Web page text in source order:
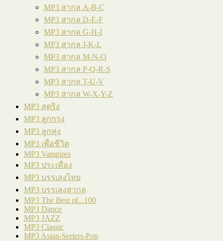
MP3 สากล A-B-C
MP3 สากล D-E-F
MP3 สากล G-H-I
MP3 สากล J-K-L
MP3 สากล M-N-O
MP3 สากล P-Q-R-S
MP3 สากล T-U-V
MP3 สากล W-X-Y-Z
MP3 สตริง
MP3 ลูกกรุง
MP3 ลูกทุ่ง
MP3 เพื่อชีวิต
MP3 Vampires
MP3 ประเทือง
MP3 บรรเลงไทย
MP3 บรรเลงสากล
MP3 The Best of...100
MP3 Dance
MP3 JAZZ
MP3 Classic
MP3 Asian-Seriers-Pop